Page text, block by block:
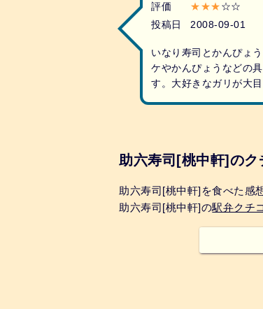
評価 ★★★☆☆
投稿日
2008-09-01
いなり寿司とかんぴょ
ケやかんぴょうなどの
す。大好きなガリが大
助六寿司[桃中軒]のク
助六寿司[桃中軒]を食べた感
助六寿司[桃中軒]の駅弁クチ